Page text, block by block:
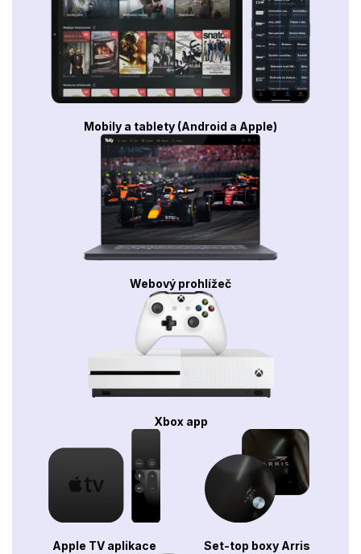
Mobily a tablety (Android a Apple)
Webový prohlížeč
Xbox app
Apple TV aplikace Set-top boxy Arris